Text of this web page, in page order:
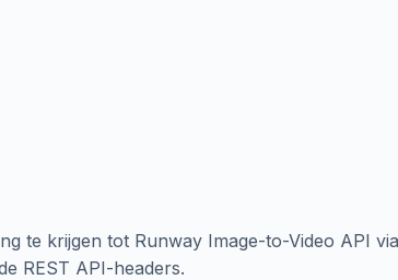
te krijgen tot Runway Image-to-Video API
REST API-headers.